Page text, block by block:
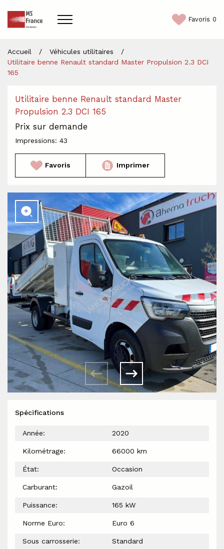
Accueil
Véhicules utilitaires
Favoris 0
Accueil / Véhicules utilitaires
/
Utilitaire benne Renault standard Master Propulsion 2.3 DCI
165
Utilitaire benne Renault standard Master
Propulsion 2.3 DCI 165
Prix sur demande
Impressions: 43
Favoris Imprimer
Spécifications
Année: 2020
Kilométrage: 66000 km
État: Occasion
Carburant: Gazoil
Puissance: 165 kW
Norme Euro: Euro 6
Sous carrosserie: Standard